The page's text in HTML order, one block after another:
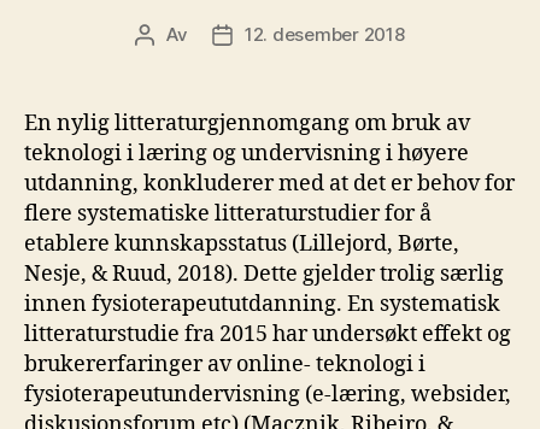
Innleggsforfatter
Av Publiseringsdato
12. desember 2018
En nylig litteraturgjennomgang om bruk av
teknologi i læring og undervisning i høyere
utdanning, konkluderer med at det er behov for
flere systematiske litteraturstudier for å
etablere kunnskapsstatus (Lillejord, Børte,
Nesje, & Ruud, 2018). Dette gjelder trolig særlig
innen fysioterapeututdanning. En systematisk
litteraturstudie fra 2015 har undersøkt effekt og
brukererfaringer av online- teknologi i
fysioterapeutundervisning (e-læring, websider,